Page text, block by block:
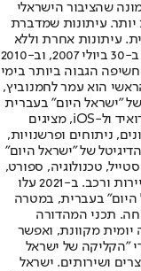
שהציבור הישראלי
יותר. עיתונות שמדברת
עיתונות אחרת וללא
תשלום. המהדורה המודפסת הראשונה פורסמה ב-30 ביולי 2007, וב-2010
הגבוה ביותר בימי
הוא עמר לחמנוביץ,
"ישראל היום" בעברית
ובאנגלית, כמו כן היישומונים (אפליקציות) לאנדרואיד ול-iOS, מציגים
ניתוחים ופרשנויות,
של "ישראל היום"
טכנולוגיה, ספורט,
כלכלה וצרכנות, בריאות, חיילים, אוכל, יהדות, תיירות ורכב. ב-2021 עלו
היום" בעברית, במטרה
תכני המהדורה
מקוונת, ואפשר
"הקליקה של ישראל
ושירותים. ישראל